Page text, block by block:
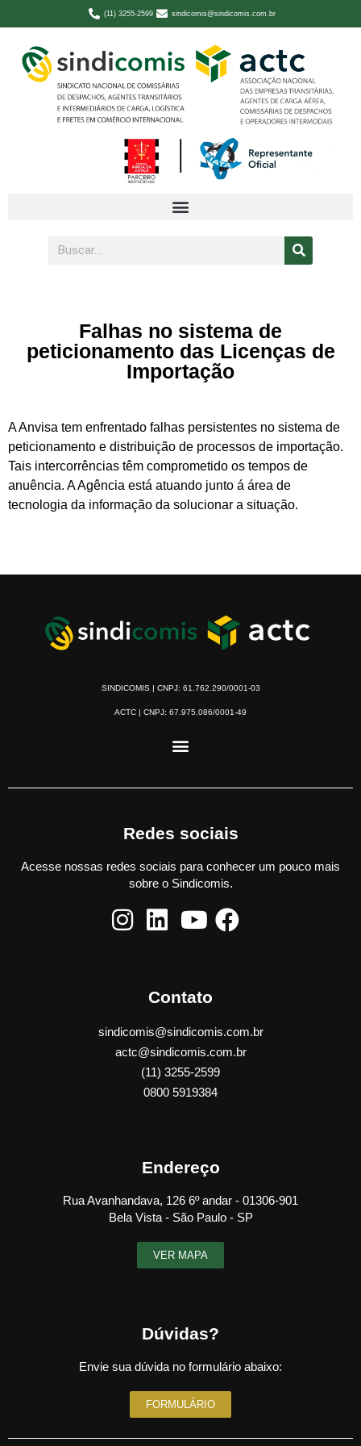
(11) 3255-2599 sindicomis@sindicomis.com.br
Falhas no sistema de
peticionamento das Licenças de
Importação
A Anvisa tem enfrentado falhas persistentes no sistema de
peticionamento e distribuição de processos de importação.
Tais intercorrências têm comprometido os tempos de
anuência. A Agência está atuando junto á área de
tecnologia da informação da solucionar a situação.
SINDICOMIS | CNPJ: 61.762.290/0001-03
ACTC | CNPJ: 67.975.086/0001-49
Redes sociais
Acesse nossas redes sociais para conhecer um pouco mais
sobre o Sindicomis.
Contato
sindicomis@sindicomis.com.br
actc@sindicomis.com.br
(11) 3255-2599
0800 5919384
Endereço
Rua Avanhandava, 126 6º andar - 01306-901
Bela Vista - São Paulo - SP
VER MAPA
Dúvidas?
Envie sua dúvida no formulário abaixo:
FORMULÁRIO